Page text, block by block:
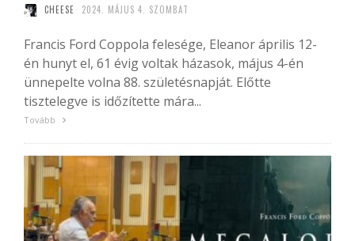
CHEESE 2024. MÁJUS 4. SZOMBAT
Francis Ford Coppola felesége, Eleanor április 12-
én hunyt el, 61 évig voltak házasok, május 4-én
ünnepelte volna 88. születésnapját. Előtte
tisztelegve is időzítette mára...
Tovább